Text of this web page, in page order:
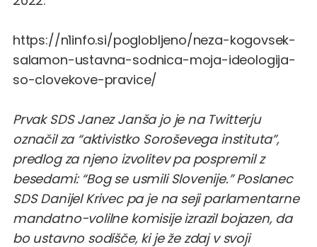
https://n1info.si/poglobljeno/neza-kogovsek-
salamon-ustavna-sodnica-moja-ideologija-
so-clovekove-pravice/
Prvak SDS Janez Janša jo je na Twitterju
označil za “aktivistko Soroševega instituta”,
predlog za njeno izvolitev pa pospremil z
besedami: “Bog se usmili Slovenije.” Poslanec
SDS Danijel Krivec pa je na seji parlamentarne
mandatno-volilne komisije izrazil bojazen, da
bo ustavno sodišče, ki je že zdaj v svoji